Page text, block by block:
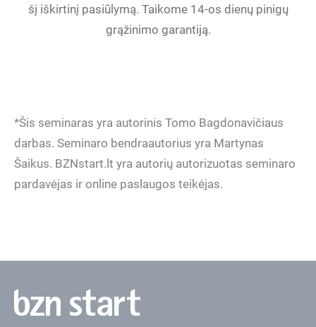
šį iškirtinį pasiūlymą. Taikome 14-os dienų pinigų
grąžinimo garantiją.
*Šis seminaras yra autorinis Tomo Bagdonavičiaus
darbas. Seminaro bendraautorius yra Martynas
Šaikus. BZNstart.lt yra autorių autorizuotas seminaro
pardavėjas ir online paslaugos teikėjas.